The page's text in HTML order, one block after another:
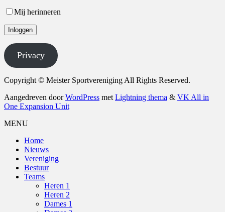
Mij herinneren
Privacy
Copyright © Meister Sportvereniging All Rights Reserved.
Aangedreven doorWordPress met Lightning thema & VK All in
One Expansion Unit
MENU
Home
Nieuws
Vereniging
Bestuur
Teams
Heren 1
Heren 2
Dames 1